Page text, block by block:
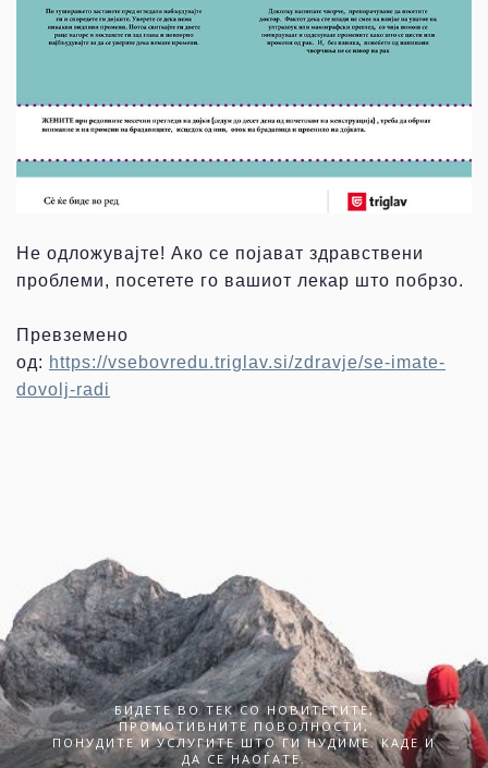
Не одложувајте! Ако се појават здравствени
проблеми, посетете го вашиот лекар што побрзо.
Превземено
од: https://vsebovredu.triglav.si/zdravje/se-imate-
dovolj-radi
БИДЕТЕ ВО ТЕК СО НОВИТЕТИТЕ,
ПРОМОТИВНИТЕ ПОВОЛНОСТИ,
ПОНУДИТЕ И УСЛУГИТЕ ШТО ГИ НУДИМЕ. КАДЕ И
ДА СЕ НАОЃАТЕ.